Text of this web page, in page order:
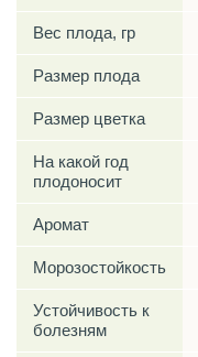
Вес плода, гр
Размер плода
Размер цветка
На какой год
плодоносит
Аромат
Морозостойкость
Устойчивость к
болезням